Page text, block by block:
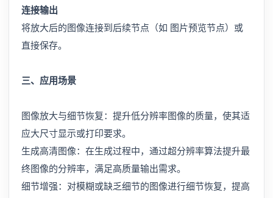
连接输出
将放大后的图像连接到后续节点（如 图片预览节点）或
直接保存。
三、应用场景
图像放大与细节恢复：提升低分辨率图像的质量，使其适
应大尺寸显示或打印要求。
生成高清图像：在生成过程中，通过超分辨率算法提升最
终图像的分辨率，满足高质量输出需求。
细节增强：对模糊或缺乏细节的图像进行细节恢复，提高